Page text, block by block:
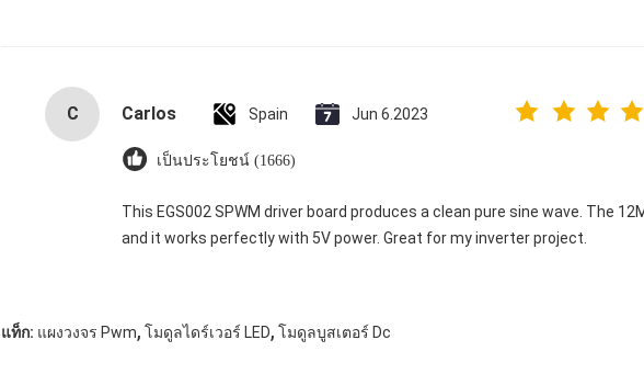
C Carlos Spain Jun 6.2023
เป็นประโยชน์ (1666)
This EGS002 SPWM driver board produces a clean pure sine wave. The
and it works perfectly with 5V power. Great for my inverter project.
แท็ก: แผงวงจร Pwm, โมดูลไดร์เวอร์ LED, โมดูลบูสเตอร์ Dc